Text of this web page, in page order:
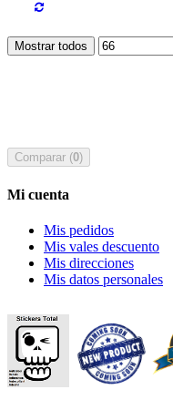
Mostrar todos
Comparar (0)
Mi cuenta
Mis pedidos
Mis vales descuento
Mis direcciones
Mis datos personales